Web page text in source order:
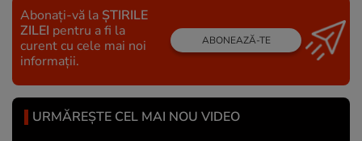
Abonați-vă la ȘTIRILE
ZILEI pentru a fi la
curent cu cele mai noi
informații.
ABONEAZĂ-TE
URMĂREȘTE CEL MAI NOU VIDEO